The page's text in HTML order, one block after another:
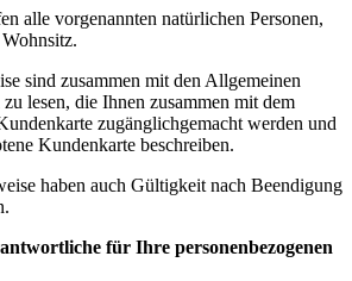
alle vorgenannten natürlichen Personen,
sind zusammen mit den Allgemeinen
lesen, die Ihnen zusammen mit dem
zugänglichgemacht werden und
Kundenkarte beschreiben.
haben auch Gültigkeit nach Beendigung
für Ihre personenbezogenen